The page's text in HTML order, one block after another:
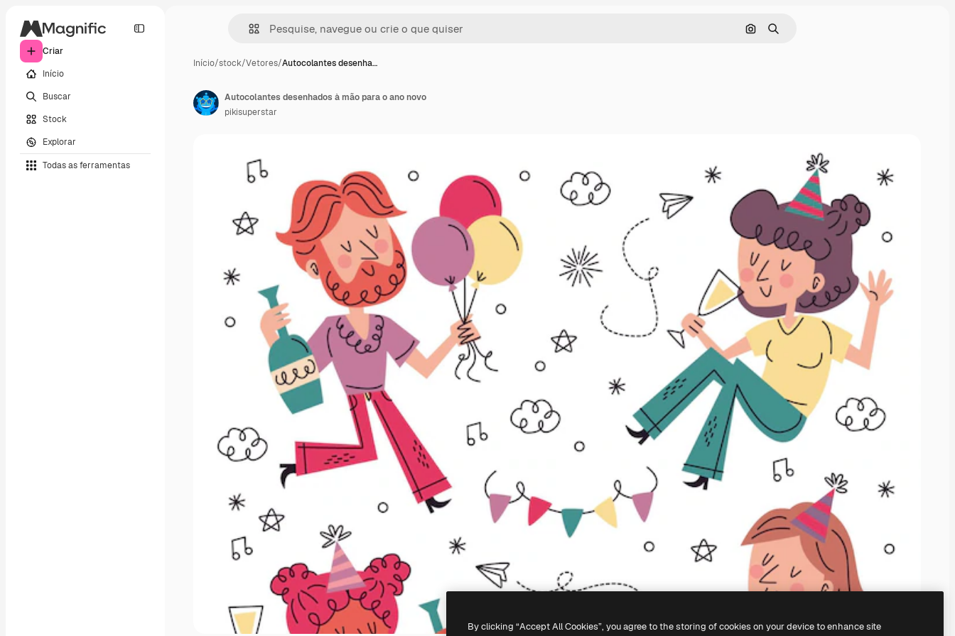
Criar
Início
Buscar
Stock
Explorar
Todas as ferramentas
Pesquisar por imagem
Buscar
Início/stock/Vetores/Autocolantes desenha…
Autocolantes desenhados à mão para o ano novo
pikisuperstar
By clicking “Accept All Cookies”, you agree to the storing of cookies on your device to enhance site